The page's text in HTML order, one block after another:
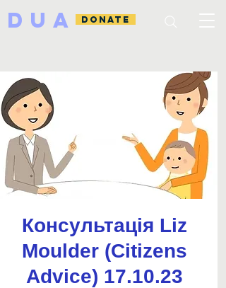
DUA DONATE
Консультація Liz
Moulder (Citizens
Advice) 17.10.23